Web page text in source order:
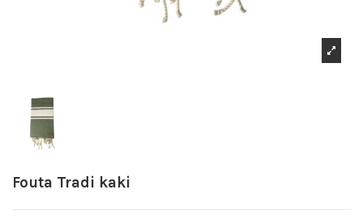
Fouta Tradi kaki